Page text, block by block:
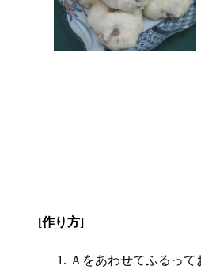
[作り方]
Ａをあわせてふるって